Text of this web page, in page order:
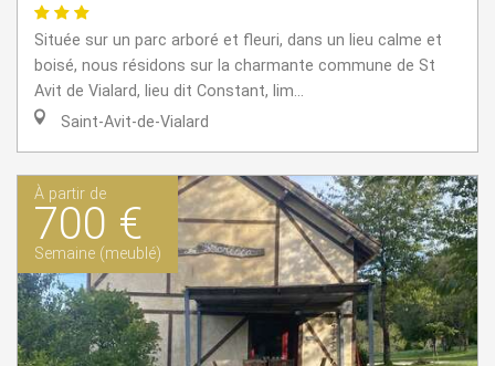
Située sur un parc arboré et fleuri, dans un lieu calme et
boisé, nous résidons sur la charmante commune de St
Avit de Vialard, lieu dit Constant, lim...
Saint-Avit-de-Vialard
À partir de
700 €
Semaine (meublé)